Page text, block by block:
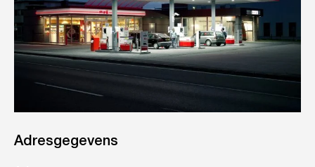
Adresgegevens